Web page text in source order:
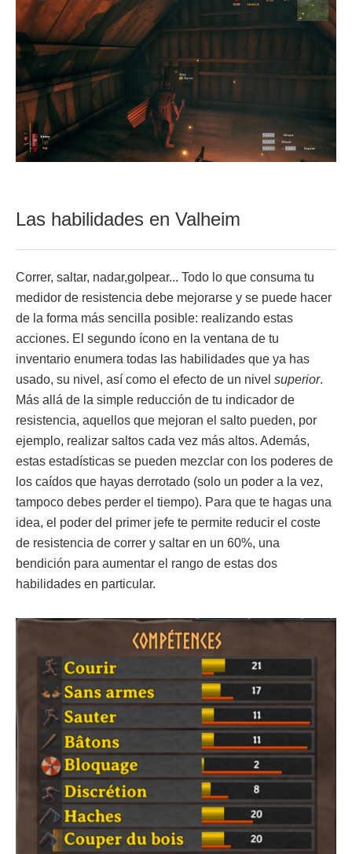
Las habilidades en Valheim
Correr, saltar, nadar,golpear... Todo lo que consuma tu
medidor de resistencia debe mejorarse y se puede hacer
de la forma más sencilla posible: realizando estas
acciones. El segundo ícono en la ventana de tu
inventario enumera todas las habilidades que ya has
usado, su nivel, así como el efecto de un nivel superior.
Más allá de la simple reducción de tu indicador de
resistencia, aquellos que mejoran el salto pueden, por
ejemplo, realizar saltos cada vez más altos. Además,
estas estadísticas se pueden mezclar con los poderes de
los caídos que hayas derrotado (solo un poder a la vez,
tampoco debes perder el tiempo). Para que te hagas una
idea, el poder del primer jefe te permite reducir el coste
de resistencia de correr y saltar en un 60%, una
bendición para aumentar el rango de estas dos
habilidades en particular.